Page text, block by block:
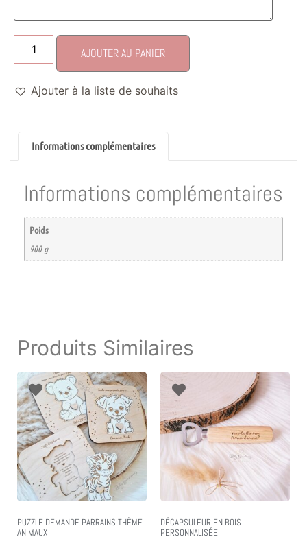
AJOUTER AU PANIER
Ajouter à la liste de souhaits
Informations complémentaires
Informations complémentaires
Poids
900 g
Produits Similaires
PUZZLE DEMANDE PARRAINS THÈME
ANIMAUX
DÉCAPSULEUR EN BOIS
PERSONNALISÉE